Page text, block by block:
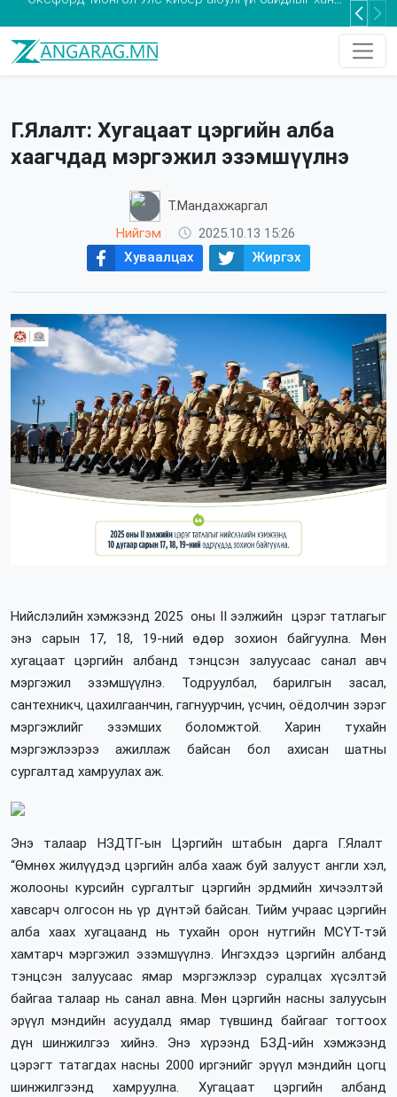
Г.Ялалт: Хугацаат цэргийн алба
хаагчдад мэргэжил эзэмшүүлнэ
Т.Мандахжаргал
Нийгэм
2025.10.13 15:26
Хуваалцах
Жиргэх
Нийслэлийн хэмжээнд 2025 оны II ээлжийн цэрэг татлагыг
энэ сарын 17, 18, 19-ний өдөр зохион байгуулна. Мөн
хугацаат цэргийн албанд тэнцсэн залуусаас санал авч
мэргэжил эзэмшүүлнэ. Тодруулбал, барилгын засал,
сантехникч, цахилгаанчин, гагнуурчин, үсчин, оёдолчин зэрэг
мэргэжлийг эзэмших боломжтой. Харин тухайн
мэргэжлээрээ ажиллаж байсан бол ахисан шатны
сургалтад хамруулах аж.
Энэ талаар НЗДТГ-ын Цэргийн штабын дарга Г.Ялалт
“Өмнөх жилүүдэд цэргийн алба хааж буй залууст англи хэл,
жолооны курсийн сургалтыг цэргийн эрдмийн хичээлтэй
хавсарч олгосон нь үр дүнтэй байсан. Тийм учраас цэргийн
алба хаах хугацаанд нь тухайн орон нутгийн МСҮТ-тэй
хамтарч мэргэжил эзэмшүүлнэ. Ингэхдээ цэргийн албанд
тэнцсэн залуусаас ямар мэргэжлээр суралцах хүсэлтэй
байгаа талаар нь санал авна. Мөн цэргийн насны залуусын
эрүүл мэндийн асуудалд ямар түвшинд байгааг тогтоох
дүн шинжилгээ хийнэ. Энэ хүрээнд БЗД-ийн хэмжээнд
цэрэгт татагдах насны 2000 иргэнийг эрүүл мэндийн цогц
шинжилгээнд хамруулна. Хугацаат цэргийн албанд